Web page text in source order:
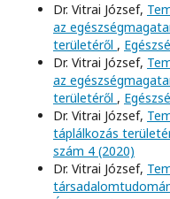
Dr. Vitrai József,
az
területéről ,
Dr. Vitrai József,
az
területéről ,
Dr. Vitrai József,
táplálkozás
szám 4 (2020)
Dr. Vitrai József,